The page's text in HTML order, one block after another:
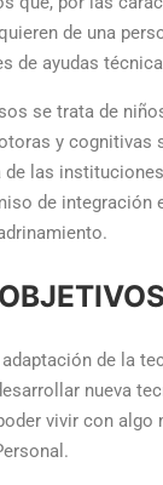
de una
de ayudas
se trata de
y cognitivas
de las
de integración
OBJETIVOS
de la
nueva
vivir con algo